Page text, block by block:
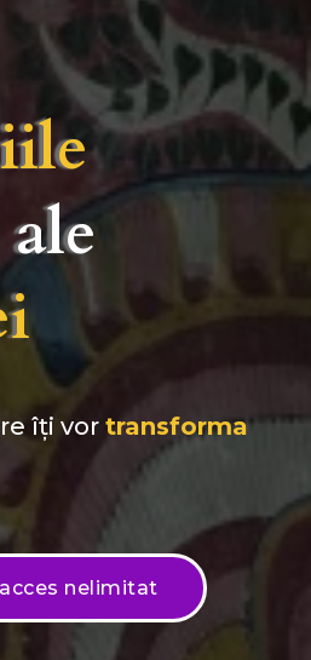
îți vor transforma
nelimitat